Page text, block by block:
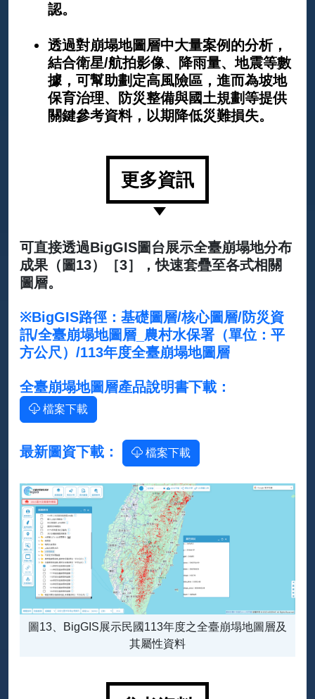
認。
透過對崩塌地圖層中大量案例的分析，
結合衛星/航拍影像、降雨量、地震等數
據，可幫助劃定高風險區，進而為坡地
保育治理、防災整備與國土規劃等提供
關鍵參考資料，以期降低災難損失。
更多資訊
可直接透過BigGIS圖台展示全臺崩塌地分布
成果（圖13）［3］，快速套疊至各式相關
圖層。
※BigGIS路徑：基礎圖層/核心圖層/防災資
訊/全臺崩塌地圖層_農村水保署（單位：平
方公尺）/113年度全臺崩塌地圖層
全臺崩塌地圖層產品說明書下載：
檔案下載
最新圖資下載： 檔案下載
圖13、BigGIS展示民國113年度之全臺崩塌地圖層及
其屬性資料